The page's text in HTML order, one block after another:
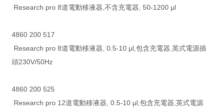
Research pro 8道電動移液器,不含充電器, 50-1200 μl
4860 200 517
Research pro 8道電動移液器, 0.5-10 μl,包含充電器,英式電源插
頭230V/50Hz
4860 200 525
Research pro 12道電動移液器, 0.5-10 μl,包含充電器,英式電源